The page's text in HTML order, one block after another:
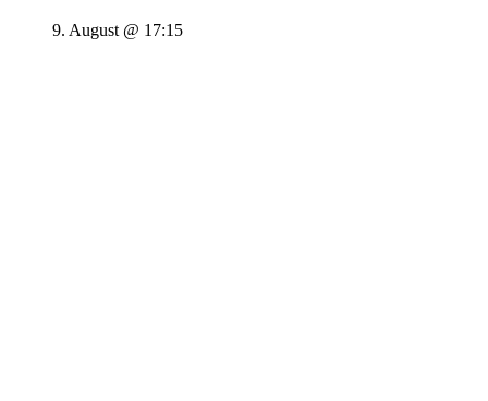
9. August @ 17:15